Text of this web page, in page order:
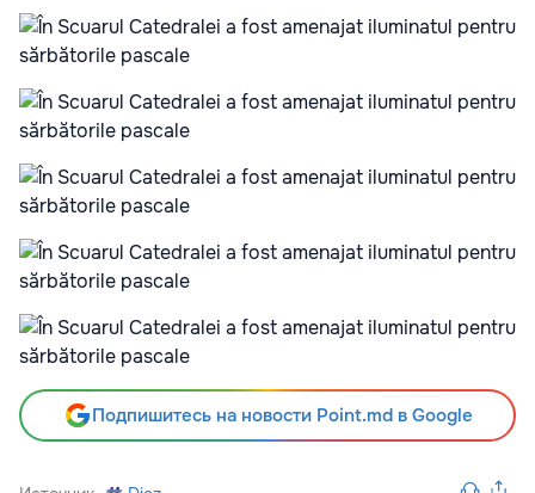
Подпишитесь на новости Point.md в Google